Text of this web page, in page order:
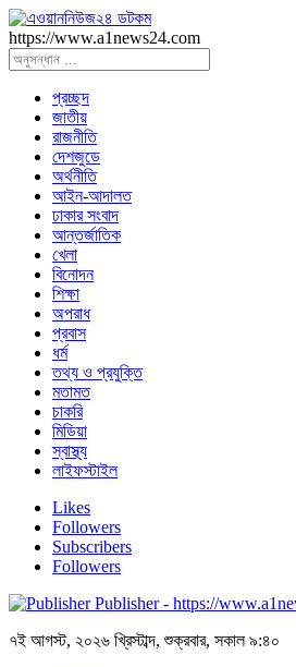
https://www.a1news24.com
প্রচ্ছদ
জাতীয়
রাজনীতি
দেশজুডে
অর্থনীতি
আইন-আদালত
ঢাকার সংবাদ
আন্তর্জাতিক
খেলা
বিনোদন
শিক্ষা
অপরাধ
প্রবাস
ধর্ম
তথ্য ও প্রযুক্তি
মতামত
চাকরি
মিডিয়া
স্বাস্থ্য
লাইফস্টাইল
Likes
Followers
Subscribers
Followers
Publisher - https://
৭ই আগস্ট, ২০২৬ খ্রিস্টাব্দ, শুক্রবার, সকাল ৯:৪০